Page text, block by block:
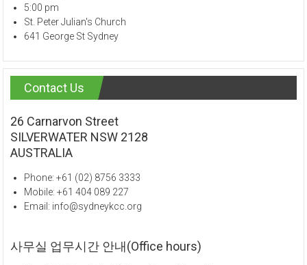
5:00 pm
St. Peter Julian's Church
641 George St Sydney
Contact Us
26 Carnarvon Street
SILVERWATER NSW 2128
AUSTRALIA
Phone: +61 (02) 8756 3333
Mobile: +61 404 089 227
Email: info@sydneykcc.org
사무실 업무시간 안내(Office hours)